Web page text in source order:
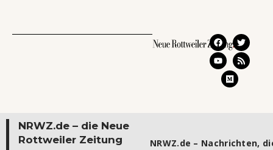
NRWZ.de – die Neue
Rottweiler Zeitung
NRWZ.de – Nachrichten,